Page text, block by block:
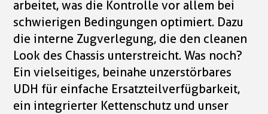
arbeitet, was die Kontrolle vor allem bei
schwierigen Bedingungen optimiert. Dazu
die interne Zugverlegung, die den cleanen
Look des Chassis unterstreicht. Was noch?
Ein vielseitiges, beinahe unzerstörbares
UDH für einfache Ersatzteilverfügbarkeit,
ein integrierter Kettenschutz und unser